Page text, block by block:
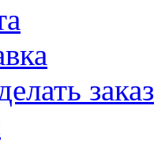
заказ